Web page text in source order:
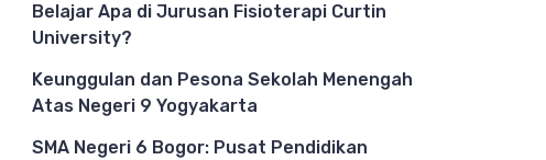
Belajar Apa di Jurusan Fisioterapi Curtin
University?
Keunggulan dan Pesona Sekolah Menengah
Atas Negeri 9 Yogyakarta
SMA Negeri 6 Bogor: Pusat Pendidikan